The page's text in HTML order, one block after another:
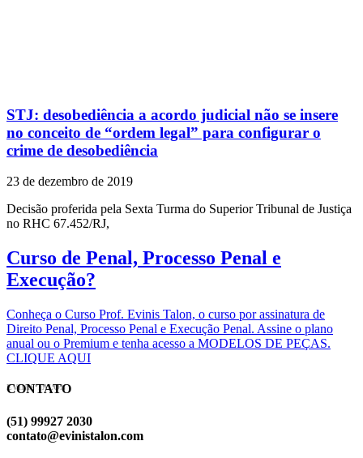
STJ: desobediência a acordo judicial não se insere
no conceito de “ordem legal” para configurar o
crime de desobediência
23 de dezembro de 2019
Decisão proferida pela Sexta Turma do Superior Tribunal de Justiça
no RHC 67.452/RJ,
Curso de Penal, Processo Penal e
Execução?
Conheça o Curso Prof. Evinis Talon, o curso por assinatura de
Direito Penal, Processo Penal e Execução Penal. Assine o plano
anual ou o Premium e tenha acesso a MODELOS DE PEÇAS.
CLIQUE AQUI
EVINIS TALON
CONTATO
(51) 99927 2030
contato@evinistalon.com